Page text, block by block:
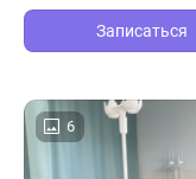
Записаться
6